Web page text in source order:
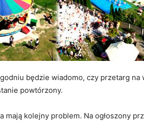
będzie wiadomo, czy przetarg na
powtórzony.
mają kolejny problem. Na ogłoszony